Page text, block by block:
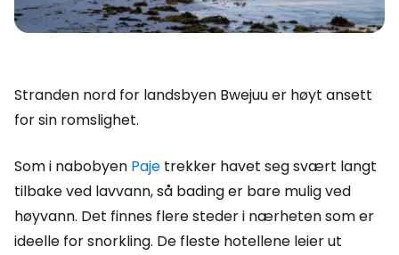
Stranden nord for landsbyen Bwejuu er høyt ansett
for sin romslighet.
Som i nabobyen Paje trekker havet seg svært langt
tilbake ved lavvann, så bading er bare mulig ved
høyvann. Det finnes flere steder i nærheten som er
ideelle for snorkling. De fleste hotellene leier ut